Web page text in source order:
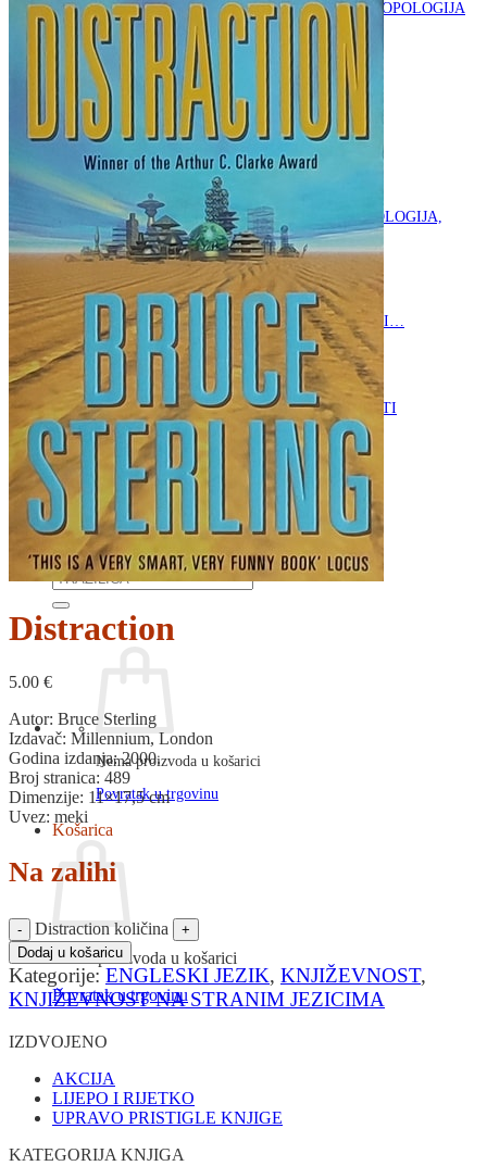
FILOZOFIJA, SOCIOLOGIJA, ANTROPOLOGIJA
FOTOGRAFIJA
GLAZBENA UMJETNOST
KAZALIŠTE, FILM
OD KNJIŽEVNOST
DO RELIGIJA
KNJIŽEVNOST
LIKOVNA UMJETNOST
LJEKOVITO BILJE I ZDRAVLJE
MITOLOGIJA
POVIJEST I PUBLICISTIKA
PRIRODNE ZNANOSTI
PSIHOLOGIJA, POPULARNA PSIHOLOGIJA,
ALTERNATIVA
RAZNO
RELIGIJA
OD RJEČNIKA
DO ZEMLJOVIDA
RJEČNICI, GRAMATIKE, PRAVOPISI…
ŠAH
SPORT
STRIPOVI
TEHNIČKE ZNANOSTI
TEORIJA I POVIJEST KNJIŽEVNOSTI
VEDUTE
ZAGREB
ZEMLJOVIDI
Otkup knjiga
O nama
Novosti
AKCIJA
Pretraži:
Nema proizvoda u košarici
Povratak u trgovinu
Košarica
Nema proizvoda u košarici
Povratak u trgovinu
Distraction
5.00 €
Autor: Bruce Sterling
Izdavač: Millennium, London
Godina izdanja: 2000.
Broj stranica: 489
Dimenzije: 11×17,5 cm
Uvez: meki
Na zalihi
Distraction količina
Dodaj u košaricu
Kategorije: ENGLESKI JEZIK, KNJIŽEVNOST,
KNJIŽEVNOST NA STRANIM JEZICIMA
IZDVOJENO
AKCIJA
LIJEPO I RIJETKO
UPRAVO PRISTIGLE KNJIGE
KATEGORIJA KNJIGA